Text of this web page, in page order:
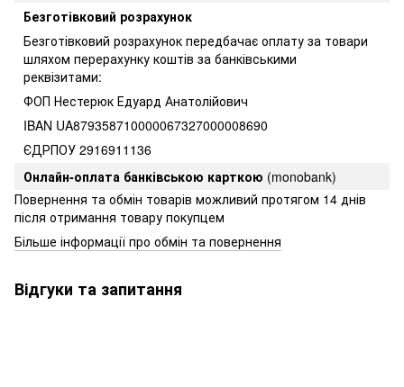
Безготівковий розрахунок
Безготівковий розрахунок передбачає оплату за товари
шляхом перерахунку коштів за банківськими
реквізитами:
ФОП Нестерюк Едуард Анатолійович
IBAN UA879358710000067327000008690
ЄДРПОУ 2916911136
Онлайн-оплата банківською карткою (monobank)
Повернення та обмін товарів можливий протягом 14 днів
після отримання товару покупцем
Більше інформації про обмін та повернення
Відгуки та запитання